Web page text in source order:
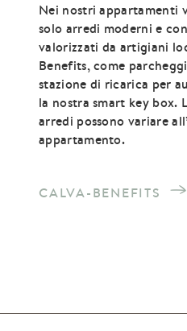
Nei nostri appartamenti
solo arredi moderni e
valorizzati da artigiani
Benefits, come
stazione di ricarica per
la nostra smart key box.
arredi possono variare
appartamento.
CALVA-BENEFITS